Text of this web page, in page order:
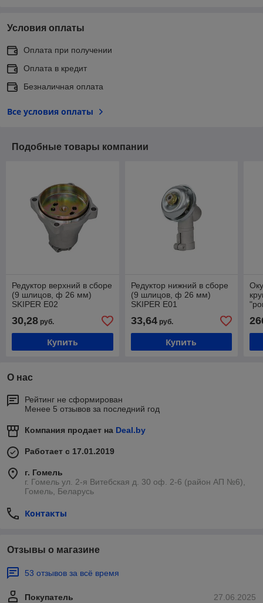
Условия оплаты
Оплата при получении
Оплата в кредит
Безналичная оплата
Все условия оплаты
Подобные товары компании
Редуктор верхний в сборе
(9 шлицов, ф 26 мм)
SKIPER E02
30,28 руб.
Купить
Редуктор нижний в сборе
(9 шлицов, ф 26 мм)
SKIPER E01
33,64руб.
Купить
О нас
Рейтинг не сформирован
Менее 5 отзывов за последний год
Компания продает на Deal.by
Работает с 17.01.2019
г. Гомель
г. Гомель ул. 2-я Витебская д. 30 оф. 2-6 (район АП №6),
Гомель, Беларусь
Контакты
Отзывы о магазине
53 отзывов за всё время
27.06.2025
Покупатель